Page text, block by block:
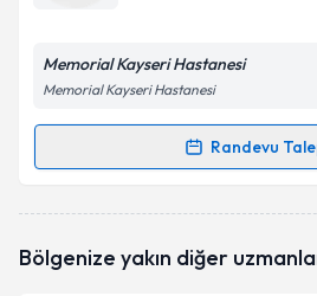
Memorial Kayseri Hastanesi
Memorial Kayseri Hastanesi
Randevu
Randevu Takvimi Talebi
talebi oluşturun. Size bu
Bölgenize yakın diğer